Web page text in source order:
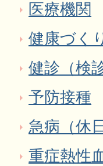
医療機関
健康づく
健診（検
予防接種
急病（休
重症熱性